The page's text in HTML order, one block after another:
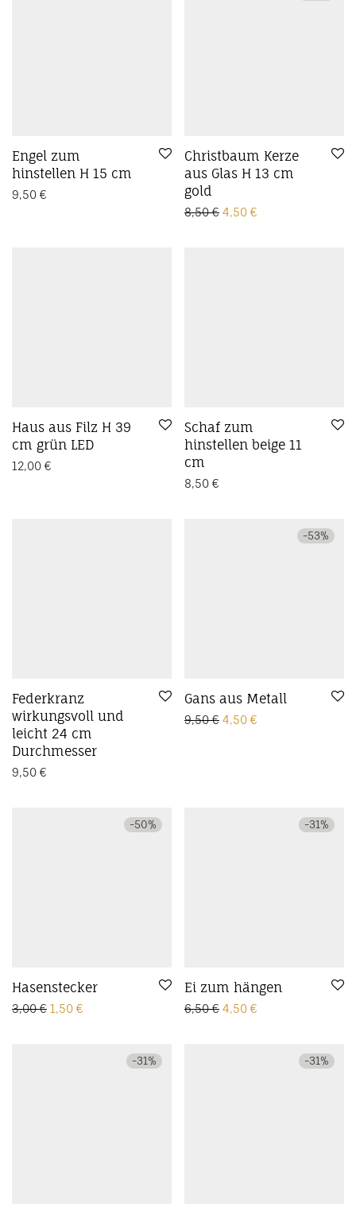
Engel zum
hinstellen H 15 cm
9,50 €
Christbaum Kerze
aus Glas H 13 cm
gold
8,50€ Ursprünglicher Preis
4,50 €
Haus aus Filz H 39
cm grün LED
12,00 €
Schaf zum
hinstellen beige 11
cm
8,50 €
Federkranz
wirkungsvoll und
leicht 24 cm
Durchmesser
9,50 €
-53%
Gans aus Metall
9,50€ Ursprünglicher Preis
4,50 €
-50%
Hasenstecker
3,00€ Ursprünglicher Preis war: 3,00 €
1,50 € Aktueller Preis ist: 1,50 €.
-31%
Ei zum hängen
6,50€ Ursprünglicher Preis
4,50 €
-31% -31%